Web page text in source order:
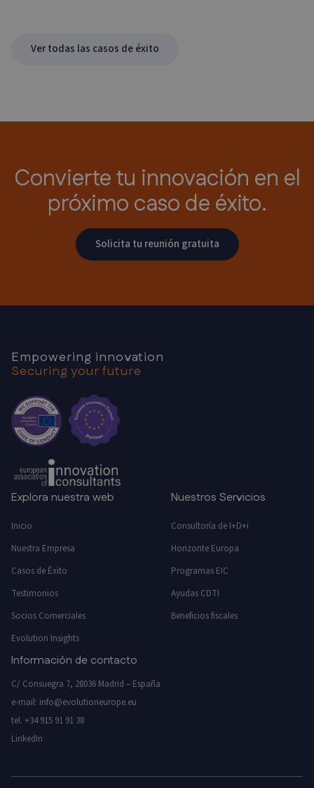
Ver todas las casos de éxito
Convierte tu innovación en el
próximo caso de éxito.
Solicita tu reunión gratuita
Empowering innovation
Securing your future
Explora nuestra web
Inicio
Nuestra Empresa
Casos de Éxito
Testimonios
Socios Comerciales
Evolution Insights
Nuestros Servicios
Consultoría de I+D+i
Horizonte Europa
Programas EIC
Ayudas CDTI
Beneficios fiscales
Información de contacto
C/ Consuegra 7, 28036 Madrid – España
e-mail: info@evolutioneurope.eu
tel. +34 915 91 91 38
LinkedIn